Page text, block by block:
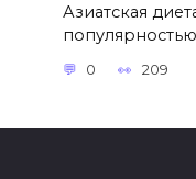
Азиатская
популярностью
0 209